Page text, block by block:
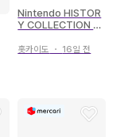
Nintendo HISTOR
Y COLLECTION 세
홋카이도 ・ 16일 전